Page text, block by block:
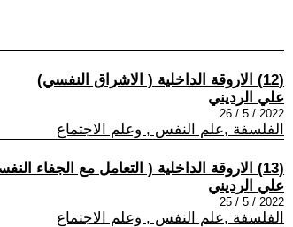
(12) الاروقة الداخلية ( الاشراق النفسي)
علي الرديني
2022 / 5 / 26
الفلسفة ,علم النفس , وعلم الاجتماع
(13) الاروقة الداخلية ( التعامل مع الجفاء النفسي)
علي الرديني
2022 / 5 / 25
الفلسفة ,علم النفس , وعلم الاجتماع